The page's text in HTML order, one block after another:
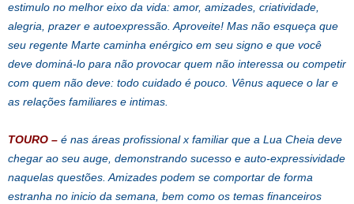
estimulo no melhor eixo da vida: amor, amizades, criatividade,
alegria, prazer e autoexpressão. Aproveite! Mas não esqueça que
seu regente Marte caminha enérgico em seu signo e que você
deve dominá-lo para não provocar quem não interessa ou competir
com quem não deve: todo cuidado é pouco. Vênus aquece o lar e
as relações familiares e intimas.
TOURO – é nas áreas profissional x familiar que a Lua Cheia deve
chegar ao seu auge, demonstrando sucesso e auto-expressividade
naquelas questões. Amizades podem se comportar de forma
estranha no inicio da semana, bem como os temas financeiros